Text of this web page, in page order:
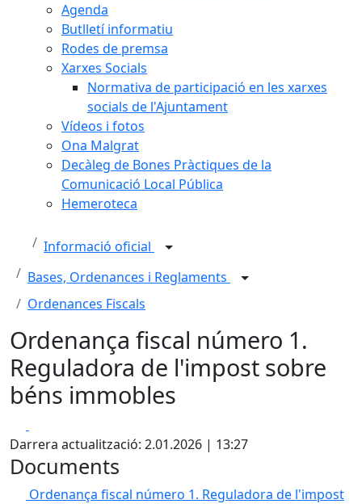
Agenda
Butlletí informatiu
Rodes de premsa
Xarxes Socials
Normativa de participació en les xarxes
socials de l'Ajuntament
Vídeos i fotos
Ona Malgrat
Decàleg de Bones Pràctiques de la
Comunicació Local Pública
Hemeroteca
Informació oficial
Bases, Ordenances i Reglaments
Ordenances Fiscals
Ordenança fiscal número 1.
Reguladora de l'impost sobre
béns immobles
Darrera actualització: 2.01.2026 | 13:27
Documents
Ordenança fiscal número 1. Reguladora de l'impost